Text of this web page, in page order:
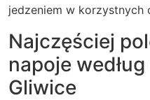
jedzeniem w korzystnych
Najczęściej
napoje
Gliwice